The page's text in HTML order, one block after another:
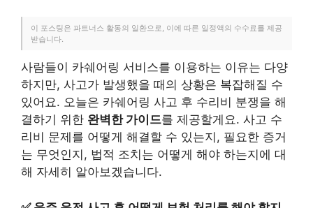
이 포스팅은 파트너스 활동의 일환으로, 이에 따른 일정액의 수수료를 제공
받습니다.
사람들이 카쉐어링 서비스를 이용하는 이유는 다양
하지만, 사고가 발생했을 때의 상황은 복잡해질 수
있어요. 오늘은 카쉐어링 사고 후 수리비 분쟁을 해
결하기 위한 완벽한 가이드를 제공할게요. 사고 수
리비 문제를 어떻게 해결할 수 있는지, 필요한 증거
는 무엇인지, 법적 조치는 어떻게 해야 하는지에 대
해 자세히 알아보겠습니다.